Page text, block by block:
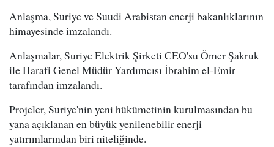
Anlaşma, Suriye ve Suudi Arabistan enerji bakanlıklarının
himayesinde imzalandı.
Anlaşmalar, Suriye Elektrik Şirketi CEO'su Ömer Şakruk
ile Harafi Genel Müdür Yardımcısı İbrahim el-Emir
tarafından imzalandı.
Projeler, Suriye'nin yeni hükümetinin kurulmasından bu
yana açıklanan en büyük yenilenebilir enerji
yatırımlarından biri niteliğinde.